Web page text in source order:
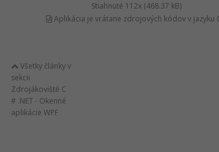
Stiahnuté 112x (468.37 kB)
Aplikácia je vrátane zdrojových kódov v jazyku
Všetky články v
sekcii
Zdrojákoviště C
# .NET - Okenné
aplikácie WPF